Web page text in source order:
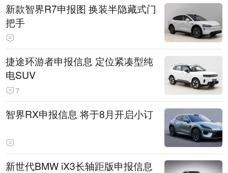
新款智界R7申报图 换装半隐藏式门
把手
捷途环游者申报信息 定位紧凑型纯
电SUV
7
智界RX申报信息 将于8月开启小订
新世代BMW iX3长轴距版申报信息